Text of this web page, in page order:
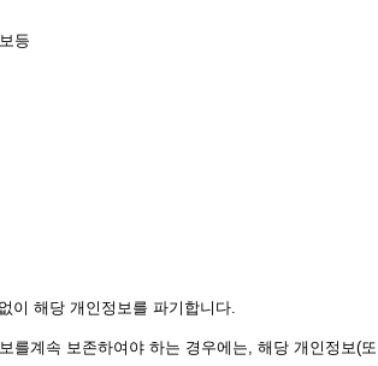
등
이 해당 개인정보를 파기합니다.
계속 보존하여야 하는 경우에는, 해당 개인정보(